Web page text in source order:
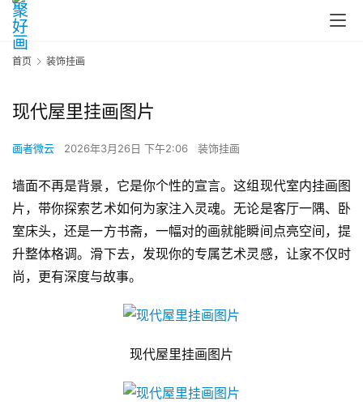
首页 装饰挂画
现代屋里挂画图片
画者微云 2026年3月26日 下午2:06 装饰挂画
墙面不再是背景，它是你个性的宣言。这组现代室内挂画图
片，带你探索艺术如何为家注入灵魂。无论是客厅一隅、卧
室床头，还是一方书斋，一幅对的画就能瞬间点亮空间，提
升整体格调。滑下去，发现你的专属艺术灵感，让家不仅时
尚，更有深度与故事。
现代屋里挂画图片